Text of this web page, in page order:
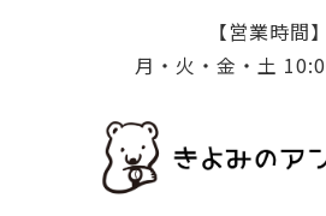
【営業時間】
月・火・金・土